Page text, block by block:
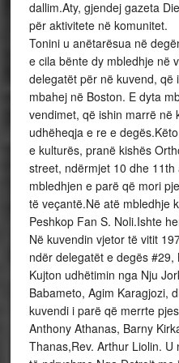
dallim.Aty, gjendej gazeta
për aktivitete në komunitet.
Tonini u anëtarësua në
e cila bënte dy mbledhje në
delegatët për në kuvend, që
mbahej në Boston. E dyta
vendimet, që ishin marrë në
udhëheqja e re e
e kulturës, pranë kishës
street, ndërmjet 10 dhe
mbledhjen e parë që mori
të veçantë.Në atë mbledhje
Peshkop Fan S. Noli.Ishte
Në kuvendin vjetor të vitit
ndër delegatët e degës #29,
Kujton udhëtimin nga Nju
Babameto, Agim Karagjozi,
kuvendi i parë që merrte
Anthony Athanas, Barny
Thanas,Rev. Arthur Liolin.